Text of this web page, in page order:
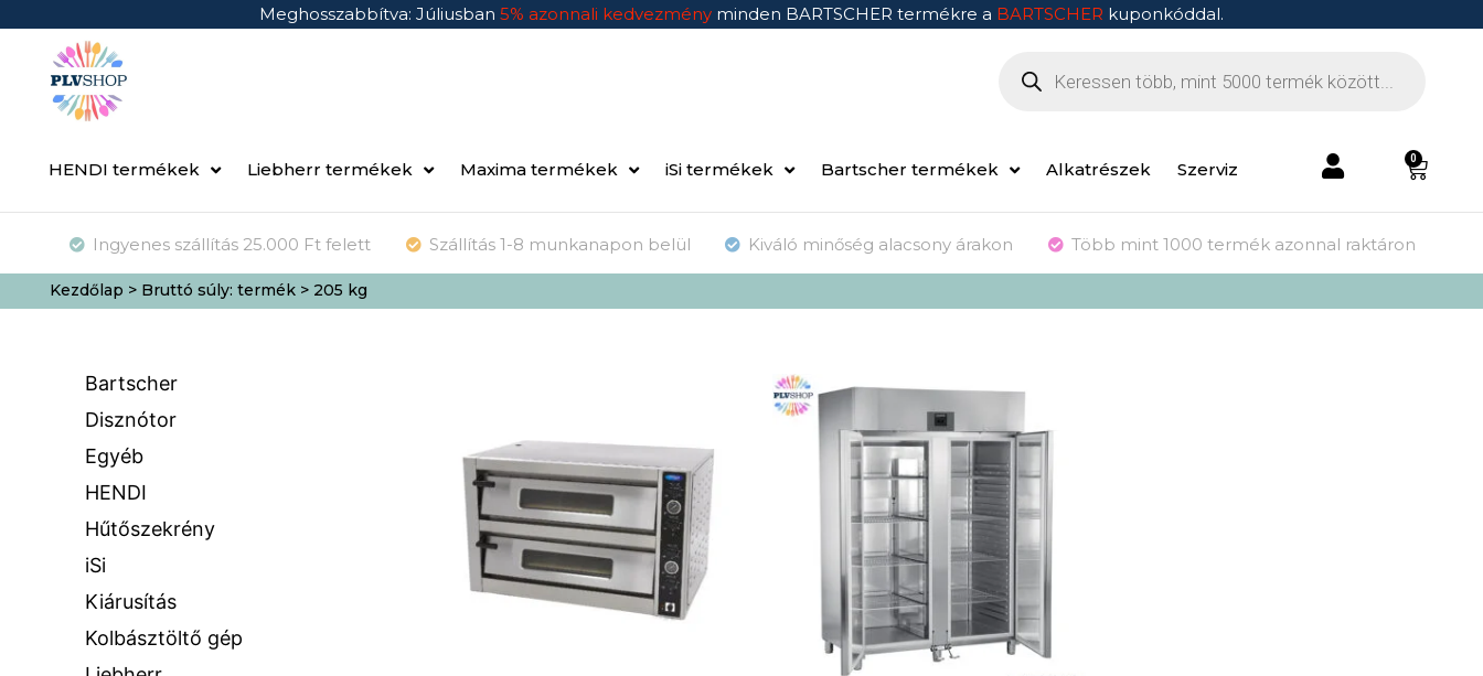
Meghosszabbítva: Júliusban 5% azonnali kedvezmény minden BARTSCHER termékre a BARTSCHER kuponkóddal.
HENDI termékek Liebherr termékek Maxima termékek iSi termékek Bartscher termékek Alkatrészek Szerviz
0
Ingyenes szállítás 25.000 Ft felett Szállítás 1-8 munkanapon belül Kiváló minőség alacsony árakon Több mint 1000 termék azonnal raktáron
Kezdőlap > Bruttó súly: termék > 205 kg
Bartscher
Disznótor
Egyéb
HENDI
Hűtőszekrény
iSi
Kiárusítás
Kolbásztöltő gép